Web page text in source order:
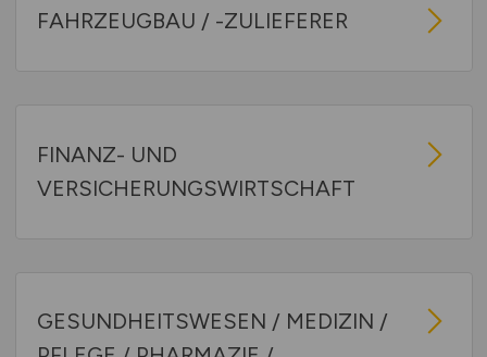
FAHRZEUGBAU / -ZULIEFERER
FINANZ- UND
VERSICHERUNGSWIRTSCHAFT
GESUNDHEITSWESEN / MEDIZIN /